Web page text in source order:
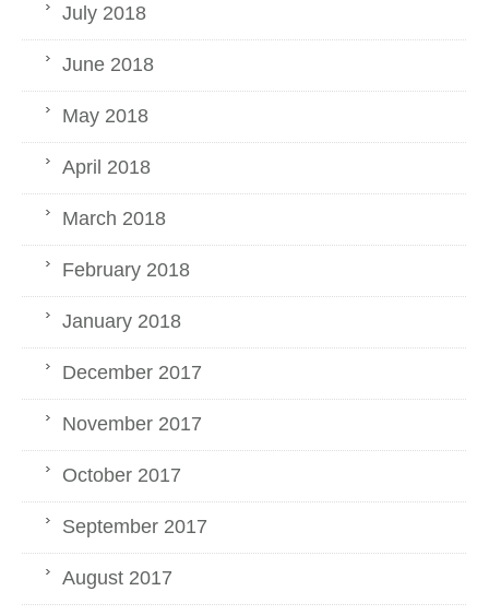
July 2018
June 2018
May 2018
April 2018
March 2018
February 2018
January 2018
December 2017
November 2017
October 2017
September 2017
August 2017